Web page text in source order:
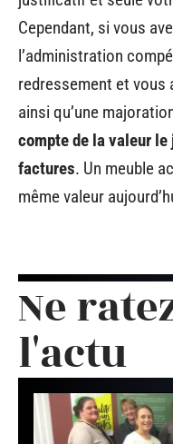
Cependant, si vous
l’administration
redressement et vous
ainsi qu’une
compte de la valeur le
factures. Un meuble
même valeur
Ne
l'actu